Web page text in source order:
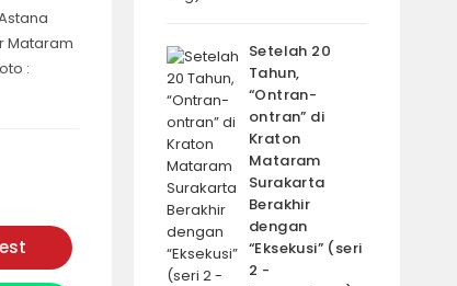
Mataram
:
Setelah 20
Tahun,
“Ontran-
ontran” di
Kraton
Mataram
Surakarta
Berakhir
dengan
“Eksekusi” (seri
2 -